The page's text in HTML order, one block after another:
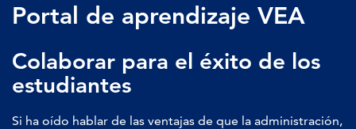
Portal de aprendizaje VEA
Colaborar para el éxito de los
estudiantes
Si ha oído hablar de las ventajas de que la administración,